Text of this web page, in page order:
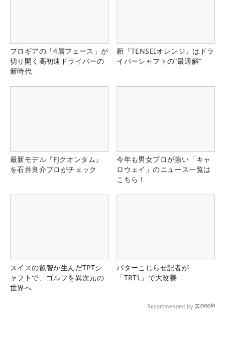
プロギアの「4層フェース」が
切り開く高初速ドライバーの
新時代
新『TENSEIオレンジ』はドラ
イバーシャフトの“最適解”
最新モデル『FJクオンタム』
を石井良介プロがチェック
今年も男女プロが強い「キャ
ロウェイ」のニュース一覧は
こちら！
スイスの叡智が生んだTPTシ
ャフトで、ゴルフを異次元の
世界へ
パターこじらせ記者が
「TRTL」で大改善
Recommended by